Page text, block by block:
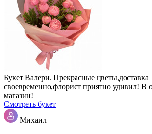
Букет Валери. Прекрасные цветы,доставка
своевременно,флорист приятно удивил! В
магазин!
Смотреть букет
Михаил